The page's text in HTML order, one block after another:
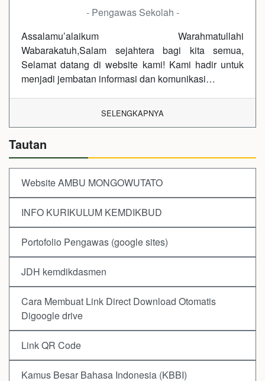
- Pengawas Sekolah -
Assalamu’alaikum Warahmatullahi
Wabarakatuh,Salam sejahtera bagi kita semua,
Selamat datang di website kami! Kami hadir untuk
menjadi jembatan informasi dan komunikasi…
SELENGKAPNYA
Tautan
Website AMBU MONGOWUTATO
INFO KURIKULUM KEMDIKBUD
Portofolio Pengawas (google sites)
JDH kemdikdasmen
Cara Membuat Link Direct Download Otomatis
Digoogle drive
Link QR Code
Kamus Besar Bahasa Indonesia (KBBI)